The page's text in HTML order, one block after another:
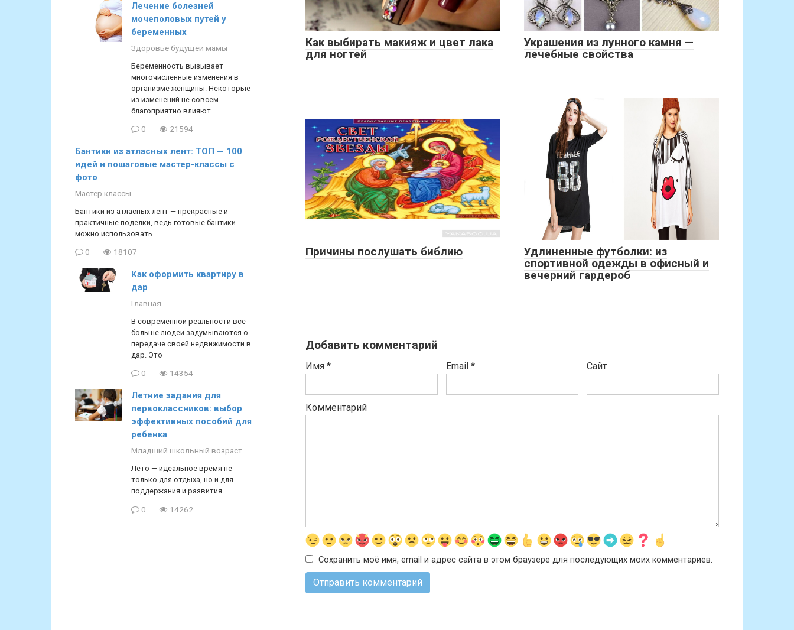
Как выбирать макияж и цвет лака
для ногтей
Украшения из лунного камня —
лечебные свойства
Причины послушать библию
Удлиненные футболки: из
спортивной одежды в офисный и
вечерний гардероб
Добавить комментарий
Имя * Email * Сайт
Комментарий
Сохранить моё имя, email и адрес сайта в этом браузере для последующих моих комментариев.
Лечение болезней
мочеполовых путей у
беременных
Здоровье будущей мамы
Беременность вызывает
многочисленные изменения в
организме женщины. Некоторые
из изменений не совсем
благоприятно влияют
0 21594
Бантики из атласных лент: ТОП — 100
идей и пошаговые мастер-классы с
фото
Мастер классы
Бантики из атласных лент — прекрасные и
практичные поделки, ведь готовые бантики
можно использовать
0 18107
Как оформить квартиру в
дар
Главная
В современной реальности все
больше людей задумываются о
передаче своей недвижимости в
дар. Это
0 14354
Летние задания для
первоклассников: выбор
эффективных пособий для
ребенка
Младший школьный возраст
Лето — идеальное время не
только для отдыха, но и для
поддержания и развития
0 14262